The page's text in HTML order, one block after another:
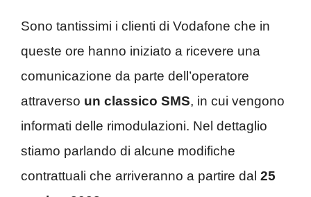
Sono tantissimi i clienti di Vodafone che in
queste ore hanno iniziato a ricevere una
comunicazione da parte dell’operatore
attraverso un classico SMS, in cui vengono
informati delle rimodulazioni. Nel dettaglio
stiamo parlando di alcune modifiche
contrattuali che arriveranno a partire dal 25